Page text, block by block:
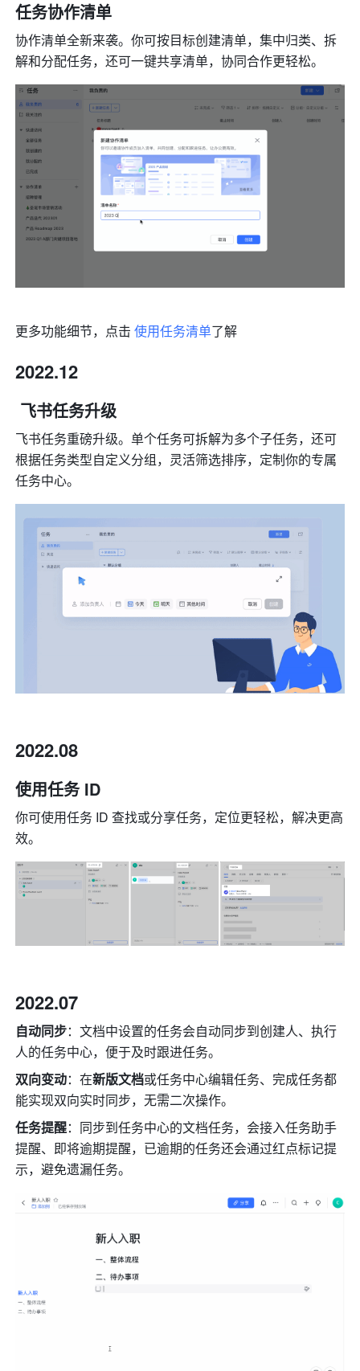
任务协作清单
协作清单全新来袭。你可按目标创建清单，集中归类、拆
解和分配任务，还可一键共享清单，协同合作更轻松。
更多功能细节，点击 使用任务清单了解
2022.12
飞书任务升级
飞书任务重磅升级。单个任务可拆解为多个子任务，还可
根据任务类型自定义分组，灵活筛选排序，定制你的专属
任务中心。
2022.08
使用任务 ID
你可使用任务 ID 查找或分享任务，定位更轻松，解决更高
效。
2022.07
自动同步：文档中设置的任务会自动同步到创建人、执行
人的任务中心，便于及时跟进任务。
双向变动：在新版文档或任务中心编辑任务、完成任务都
能实现双向实时同步，无需二次操作。
任务提醒：同步到任务中心的文档任务，会接入任务助手
提醒、即将逾期提醒，已逾期的任务还会通过红点标记提
示，避免遗漏任务。